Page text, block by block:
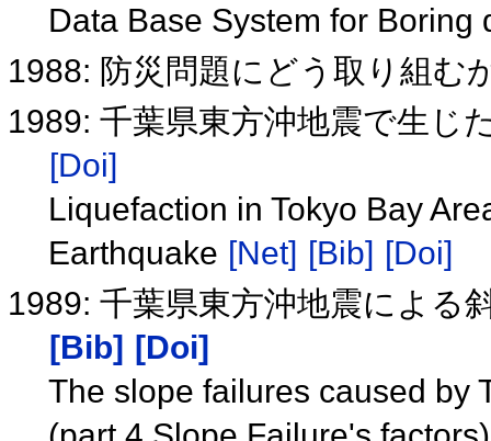
Data Base System for Boring
1988: 防災問題にどう取り組む
1989: 千葉県東方沖地震で生じ
[Doi]
Liquefaction in Tokyo Bay
Earthquake [Net] [Bib] [Doi]
1989: 千葉県東方沖地震による
[Bib]
[Doi]
The slope failures caused by